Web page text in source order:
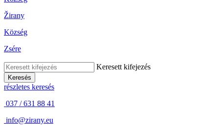
Žirany
Község
Zsére
Keresett kifejezés
Keresés
részletes keresés
037 / 631 88 41
info@zirany.eu